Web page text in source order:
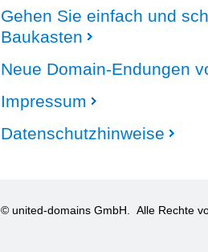
Gehen Sie einfach und
Baukasten
Neue Domain-Endungen
Impressum
Datenschutzhinweise
© united-domains GmbH. Alle Rechte